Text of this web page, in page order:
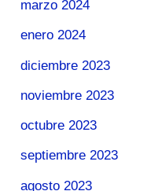
marzo 2024
enero 2024
diciembre 2023
noviembre 2023
octubre 2023
septiembre 2023
agosto 2023